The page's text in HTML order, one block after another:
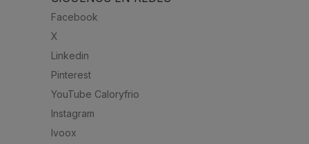
Facebook
X
Linkedin
Pinterest
YouTube Caloryfrio
Instagram
Ivoox